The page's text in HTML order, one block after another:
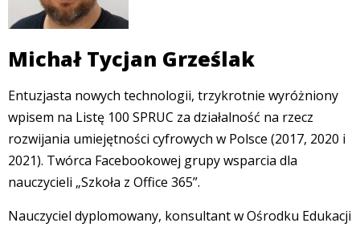
Michał Tycjan Grześlak
Entuzjasta nowych technologii, trzykrotnie wyróżniony
wpisem na Listę 100 SPRUC za działalność na rzecz
rozwijania umiejętności cyfrowych w Polsce (2017, 2020 i
2021). Twórca Facebookowej grupy wsparcia dla
nauczycieli „Szkoła z Office 365”.
Nauczyciel dyplomowany, konsultant w Ośrodku Edukacji